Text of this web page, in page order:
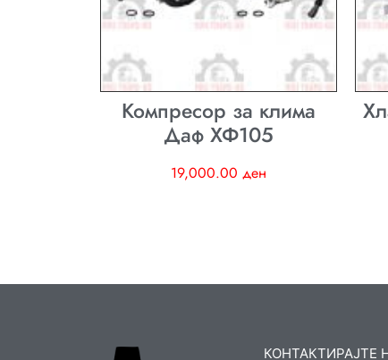
Компресор за клима
Даф ХФ105
19,000.00 ден
КОНТАКТИРАЈТЕ